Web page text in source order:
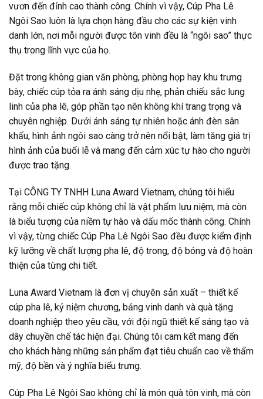
vươn đến đỉnh cao thành công. Chính vì vậy, Cúp Pha Lê
Ngôi Sao luôn là lựa chọn hàng đầu cho các sự kiện vinh
danh lớn, nơi mỗi người được tôn vinh đều là “ngôi sao” thực
thụ trong lĩnh vực của họ.
Đặt trong không gian văn phòng, phòng họp hay khu trưng
bày, chiếc cúp tỏa ra ánh sáng dịu nhẹ, phản chiếu sắc lung
linh của pha lê, góp phần tạo nên không khí trang trọng và
chuyên nghiệp. Dưới ánh sáng tự nhiên hoặc ánh đèn sân
khấu, hình ảnh ngôi sao càng trở nên nổi bật, làm tăng giá trị
hình ảnh của buổi lễ và mang đến cảm xúc tự hào cho người
được trao tặng.
Tại CÔNG TY TNHH Luna Award Vietnam, chúng tôi hiểu
rằng mỗi chiếc cúp không chỉ là vật phẩm lưu niệm, mà còn
là biểu tượng của niềm tự hào và dấu mốc thành công. Chính
vì vậy, từng chiếc Cúp Pha Lê Ngôi Sao đều được kiểm định
kỹ lưỡng về chất lượng pha lê, độ trong, độ bóng và độ hoàn
thiện của từng chi tiết.
Luna Award Vietnam là đơn vị chuyên sản xuất – thiết kế
cúp pha lê, kỷ niệm chương, bảng vinh danh và quà tặng
doanh nghiệp theo yêu cầu, với đội ngũ thiết kế sáng tạo và
dây chuyền chế tác hiện đại. Chúng tôi cam kết mang đến
cho khách hàng những sản phẩm đạt tiêu chuẩn cao về thẩm
mỹ, độ bền và ý nghĩa biểu trưng.
Cúp Pha Lê Ngôi Sao không chỉ là món quà tôn vinh, mà còn